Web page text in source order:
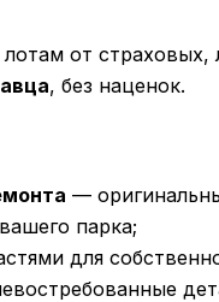
от страховых,
, без наценок.
—
парка;
для